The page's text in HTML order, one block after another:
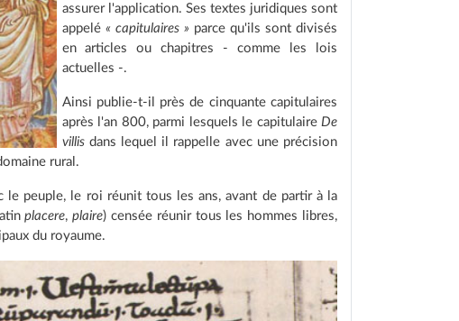
assurer l'application. Ses textes juridiques sont
appelé « capitulaires » parce qu'ils sont divisés
en articles ou chapitres - comme les lois
actuelles -.
Ainsi publie-t-il près de cinquante capitulaires
après l'an 800, parmi lesquels le capitulaire De
villisdans lequel il rappelle avec une précision
rural.
le peuple, le roi réunit tous les ans, avant de partir à la
placere,plaire) censée réunir tous les hommes libres,
du royaume.